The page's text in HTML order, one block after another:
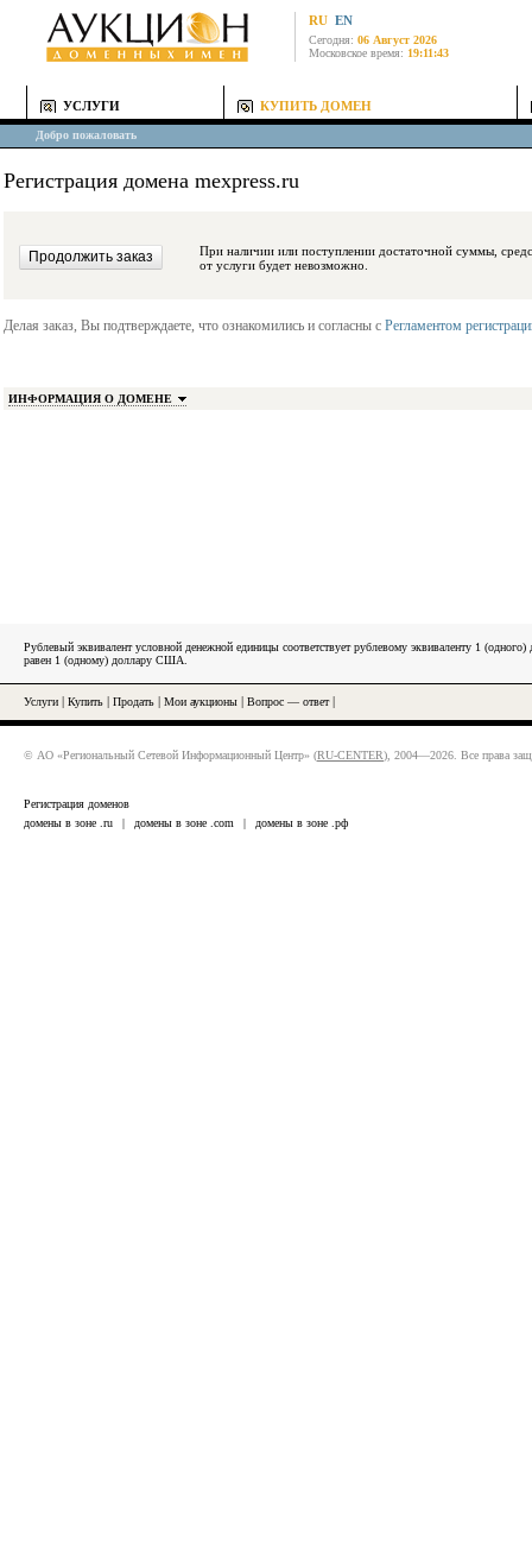
RU EN
Сегодня: 06 Август 2026
Московское время: 19:11:43
УСЛУГИ КУПИТЬ ДОМЕН
Добро пожаловать
Регистрация домена mexpress.ru
При наличии или поступлении достаточной суммы, средства будут
от услуги будет невозможно.
Делая заказ, Вы подтверждаете, что ознакомились и согласны с Регламентом
ИНФОРМАЦИЯ О ДОМЕНЕ
Рублевый эквивалент условной денежной единицы соответствует рублевому эквиваленту 1
равен 1 (одному) доллару США.
Услуги Купить Продать Мои аукционы Вопрос — ответ|
© АО «Региональный Сетевой Информационный Центр» (RU-CENTER), 2004—2026. Все права
Регистрация доменов
домены в зоне .ru
| домены в зоне .com | домены в зоне .рф